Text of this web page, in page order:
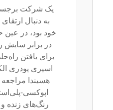
یک شرکت
به دنبال
خود بود، در
در برابر سایش
برای یافتن
اسپری پودری
هسیندا
اپوکسی-
رنگ‌های